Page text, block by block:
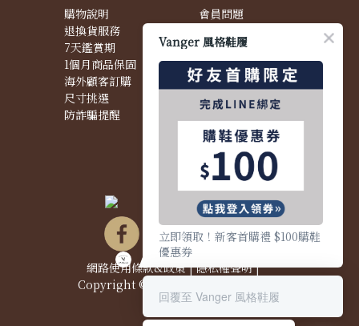
購物說明
退換貨服務
7天鑑賞期
1個月商品保固
海外顧客訂購
尺寸挑選
防詐騙提醒
會員問題
配送問題
退換貨問題
商品問題
網路使用條款&政策|隱私權聲明|
Copyright © 2021 Vanger 風格鞋履
Vanger 風格鞋履
立即領取！新客首購禮 $100購鞋
優惠券
回覆至 Vanger 風格鞋履